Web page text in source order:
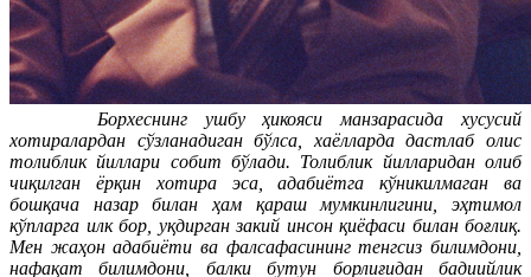
Борхеснинг ушбу ҳикояси манзарасида хусусий
хотиралардан сўзланадиган бўлса, хаёлларда дастлаб олис
толиблик йиллари собит бўлади. Толиблик йилларидан олиб
чиқилган ёрқин хотира эса, адабиётга кўникилмаган ва
бошқача назар билан ҳам қараш мумкинлигини, эҳтимол
кўпларга илк бор, уқдирган закий инсон қиёфаси билан боғлиқ.
Мен жаҳон адабиёти ва фалсафасининг тенгсиз билимдони,
нафақат билимдони, балки бутун борлиғидан бадиийлик